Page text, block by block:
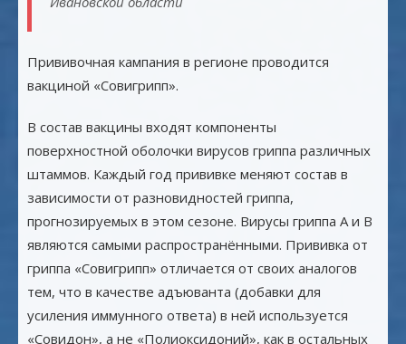
Прививочная кампания в регионе проводится
вакциной «Совигрипп».
В состав вакцины входят компоненты
поверхностной оболочки вирусов гриппа различных
штаммов. Каждый год прививке меняют состав в
зависимости от разновидностей гриппа,
прогнозируемых в этом сезоне. Вирусы гриппа A и B
являются самыми распространёнными. Прививка от
гриппа «Совигрипп» отличается от своих аналогов
тем, что в качестве адъюванта (добавки для
усиления иммунного ответа) в ней используется
«Совидон», а не «Полиоксидоний», как в остальных